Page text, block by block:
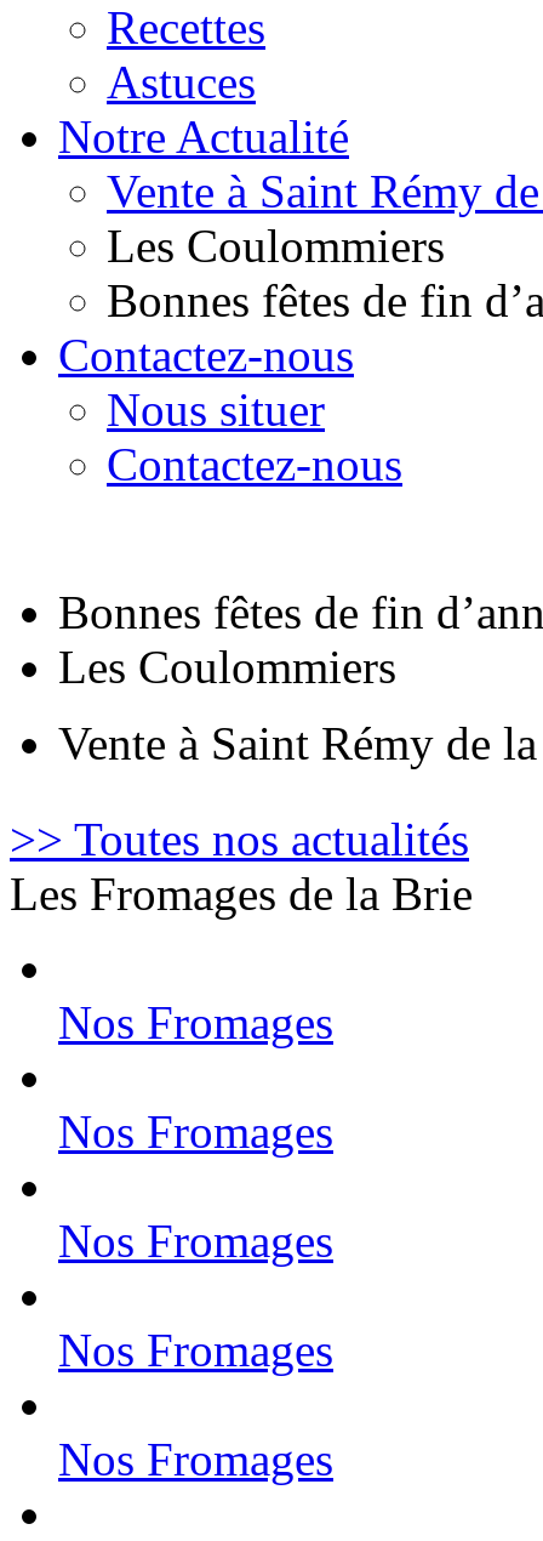
Recettes
Astuces
Notre Actualité
Vente à Saint Rémy
Les Coulommiers
Bonnes fêtes de fin
Contactez-nous
Nous situer
Contactez-nous
Bonnes fêtes de fin
Les Coulommiers
Vente à Saint Rémy de
>> Toutes nos actualités
Les Fromages de la Brie
Nos Fromages
Nos Fromages
Nos Fromages
Nos Fromages
Nos Fromages